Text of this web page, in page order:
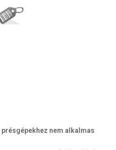
nem alkalmas